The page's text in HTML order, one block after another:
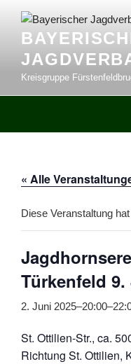
Inhalt
springen
Kreisgruppe
« Alle
Diese Veranstaltung
Türkenfeld 9.
2. Juni 2025–20:00–
St. Ottilien-Str., ca.
Richtung St. Ottilien,